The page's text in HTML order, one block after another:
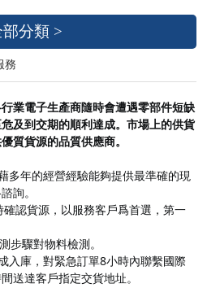
部分類 >
務
業電子生產商隨時會遭遇零部件短缺
及到交期的順利達成。市場上的供貨
質貨源的品質供應商。
多年的經營經驗能夠提供最準確的現
詢。
認貨源，以服務客戶爲首選，第一
步驟對物料檢測。
入庫，對緊急訂單8小時內聯繫國際
送達客戶指定交貨地址。